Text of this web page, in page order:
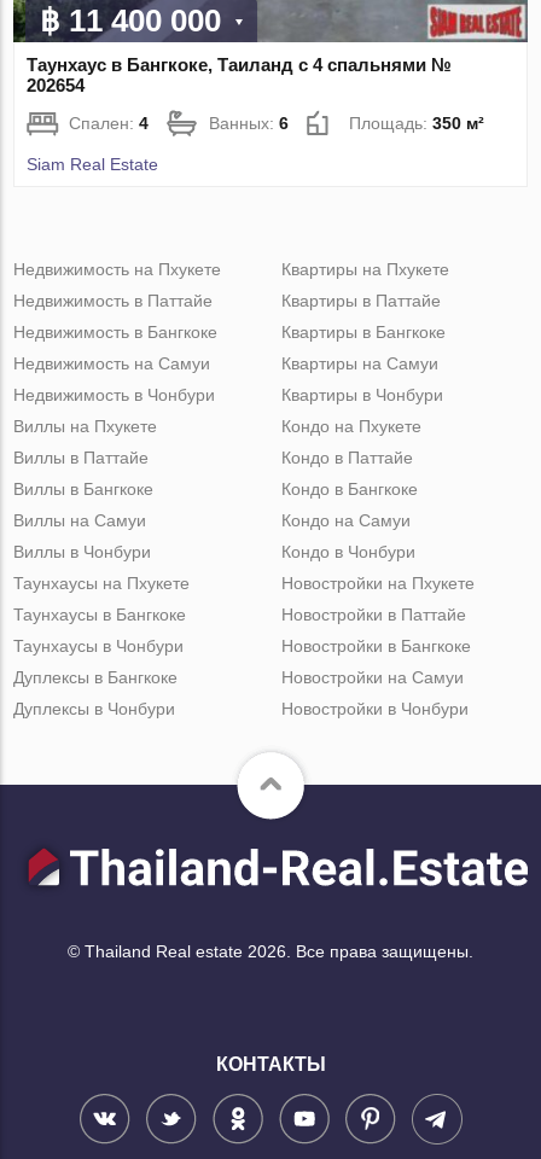
฿ 11 400 000
Таунхаус в Бангкоке, Таиланд с 4 спальнями №
202654
Спален:4 Ванных:6 Площадь:350 м²
Siam Real Estate
Недвижимость на Пхукете
Недвижимость в Паттайе
Недвижимость в Бангкоке
Недвижимость на Самуи
Недвижимость в Чонбури
Квартиры на Пхукете
Квартиры в Паттайе
Квартиры в Бангкоке
Квартиры на Самуи
Квартиры в Чонбури
Виллы на Пхукете
Виллы в Паттайе
Виллы в Бангкоке
Виллы на Самуи
Виллы в Чонбури
Кондо на Пхукете
Кондо в Паттайе
Кондо в Бангкоке
Кондо на Самуи
Кондо в Чонбури
Таунхаусы на Пхукете
Таунхаусы в Бангкоке
Таунхаусы в Чонбури
Дуплексы в Бангкоке
Дуплексы в Чонбури
Новостройки на Пхукете
Новостройки в Паттайе
Новостройки в Бангкоке
Новостройки на Самуи
Новостройки в Чонбури
© Thailand Real estate 2026. Все права защищены.
КОНТАКТЫ